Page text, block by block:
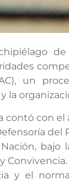
un
la
contó con
Nación,
y el